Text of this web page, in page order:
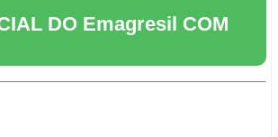
DO Emagresil COM